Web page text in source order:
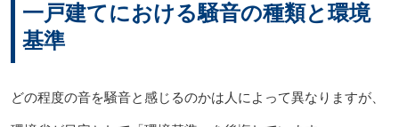
一戸建てにおける騒音の種類と環境
基準
どの程度の音を騒音と感じるのかは人によって異なりますが、